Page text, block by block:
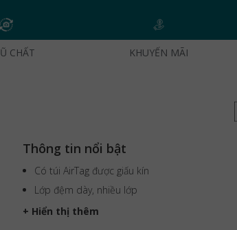
CHẤT KHUYẾN MÃI
Thông tin nổi bật
Có túi AirTag được giấu kín
Lớp đệm dày, nhiều lớp
+ Hiển thị thêm